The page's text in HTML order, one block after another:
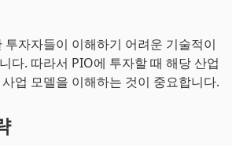
투자자들이 이해하기 어려운 기술적이
다. 따라서 PIO에 투자할 때 해당 산업
업 모델을 이해하는 것이 중요합니다.